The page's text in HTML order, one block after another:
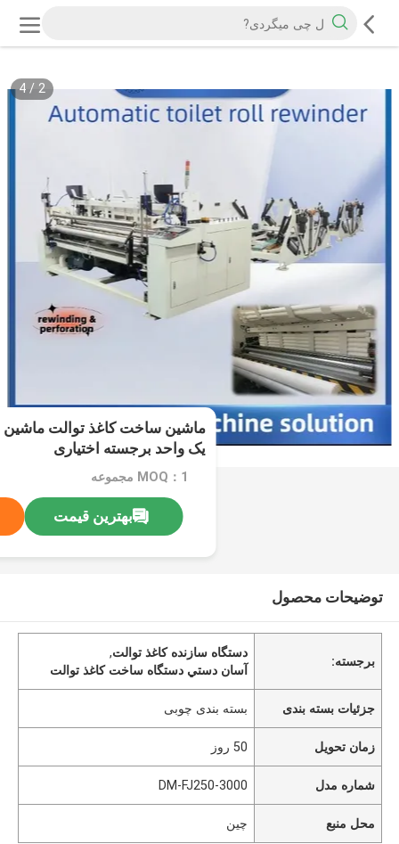
2
/
4
ماشین ساخت کاغذ توالت
یک واحد برجسته اختیاری
MOQ：1 مجموعه
بهترین قیمت
توضیحات محصول
برجسته:
دستگاه سازنده کاغذ توالت,
آسان دستي دستگاه ساخت کاغذ توالت
جزئیات بسته بندی بسته بندی چوبی
زمان تحویل 50 روز
شماره مدل DM-FJ250-3000
محل منبع چین